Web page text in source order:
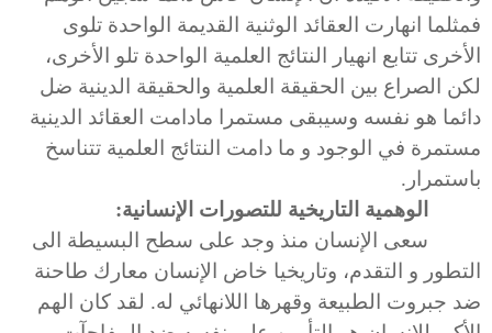
فمثلما انهارت العقائد الوثنية القديمة الواحدة تلوى
الأخرى تتابع انهيار النتائج العلمية الواحدة تلو الأخرى،
لكن الصراع بين الحقيقة العلمية والحقيقة الدينية ضل
دائما هو نفسه وسيبقى مستمرا مادامت العقائد الدينية
مستمرة في الوجود و ما دامت النتائج العلمية تتناسخ
باستمرار.
الوهمية التاريخية للتصورات الإنسانية:
سعى الإنسان منذ وجد على سطح البسيطة الى
التطور و التقدم، وتاريخيا خاض الإنسان معارك طاحنة
ضد جبروت الطبيعة وقهرها اللانهائي له. لقد كان الهم